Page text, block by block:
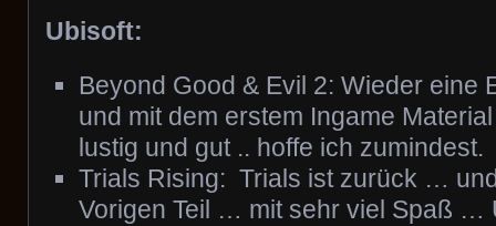
Ubisoft:
Beyond Good & Evil 2: Wieder eine
und mit dem erstem Ingame
lustig und gut .. hoffe ich zumindest.
Trials Rising: Trials ist zurück …
Vorigen Teil … mit sehr viel Spaß …